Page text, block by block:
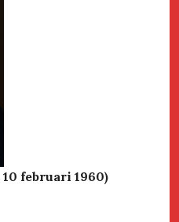
februari 1960)